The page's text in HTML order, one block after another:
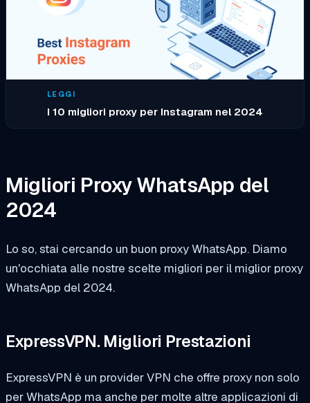
LEGGI
I 10 migliori proxy per Instagram nel 2024
Migliori Proxy WhatsApp del
2024
Lo so, stai cercando un buon proxy WhatsApp. Diamo
un'occhiata alle nostre scelte migliori per il miglior proxy
WhatsApp del 2024.
ExpressVPN. Migliori Prestazioni
ExpressVPN è un provider VPN che offre proxy non solo
per WhatsApp ma anche per molte altre applicazioni di